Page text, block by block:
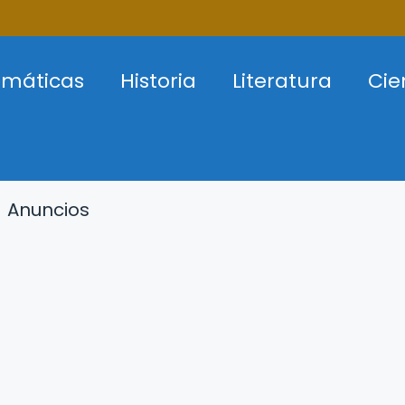
Historia Literatura
Anuncios